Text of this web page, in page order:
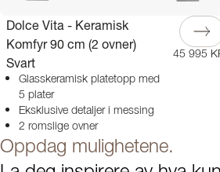
Dolce Vita - Keramisk
Komfyr 90 cm (2 ovner)
Svart
Glasskeramisk platetopp med
5 plater
Eksklusive detaljer i messing
2 romslige ovner
45 995
Oppdag mulighetene.